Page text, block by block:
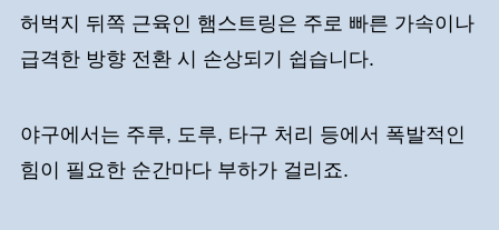
허벅지 뒤쪽 근육인 햄스트링은 주로 빠른 가속이나
급격한 방향 전환 시 손상되기 쉽습니다.
야구에서는 주루, 도루, 타구 처리 등에서 폭발적인
힘이 필요한 순간마다 부하가 걸리죠.